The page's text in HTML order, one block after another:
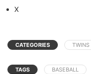
X
CATEGORIES TWINS
TAGS BASEBALL